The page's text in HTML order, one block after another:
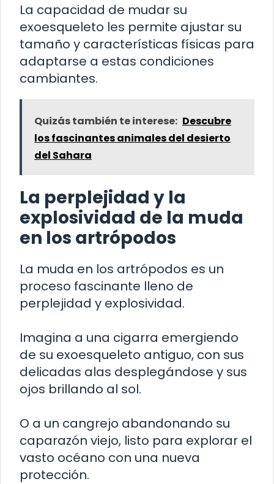
La capacidad de mudar su
exoesqueleto les permite ajustar su
tamaño y características físicas para
adaptarse a estas condiciones
cambiantes.
Quizás también te interese: Descubre
los fascinantes animales del desierto
del Sahara
La perplejidad y la
explosividad de la muda
en los artrópodos
La muda en los artrópodos es un
proceso fascinante lleno de
perplejidad y explosividad.
Imagina a una cigarra emergiendo
de su exoesqueleto antiguo, con sus
delicadas alas desplegándose y sus
ojos brillando al sol.
O a un cangrejo abandonando su
caparazón viejo, listo para explorar el
vasto océano con una nueva
protección.